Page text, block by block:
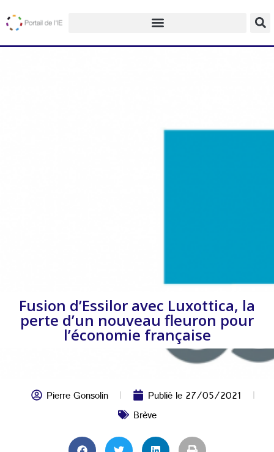
Fusion d’Essilor avec Luxottica, la
perte d’un nouveau fleuron pour
l’économie française
Pierre Gonsolin Publié le27/05/2021
Brève